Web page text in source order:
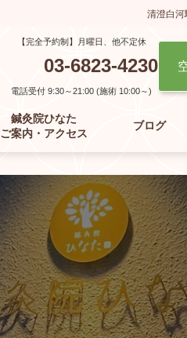
清澄白
【完全予約制】月曜日、他不定休
03-6823-4230
電話受付 9:30～21:00 (施術 10:00～)
鍼灸院ひなた
ご案内・アクセス
ブログ